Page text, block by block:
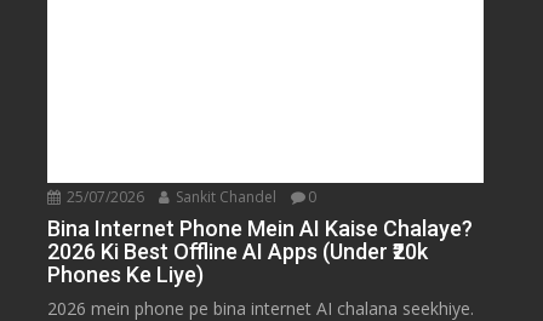
25/07/2026 Sankit Chandel 0
Bina Internet Phone Mein AI Kaise Chalaye?
2026 Ki Best Offline AI Apps (Under ₹20k
Phones Ke Liye)
2026 mein phone pe bina internet AI chalana seekhiye.